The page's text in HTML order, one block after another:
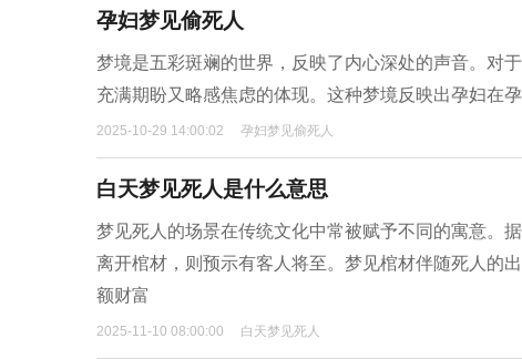
孕妇梦见偷死人
梦境是五彩斑斓的世界，反映了内心深处的声音。对
充满期盼又略感焦虑的体现。这种梦境反映出孕妇在
2025-10-29 14:00:02 孕妇梦见偷死人
白天梦见死人是什么意思
梦见死人的场景在传统文化中常被赋予不同的寓意。
离开棺材，则预示有客人将至。梦见棺材伴随死人的
额财富
2025-11-10 08:00:00 白天梦见死人